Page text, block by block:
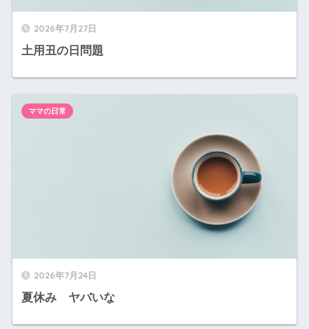
2026年7月27日
土用丑の日問題
2026年7月24日
夏休み ヤバいな
ママの日常